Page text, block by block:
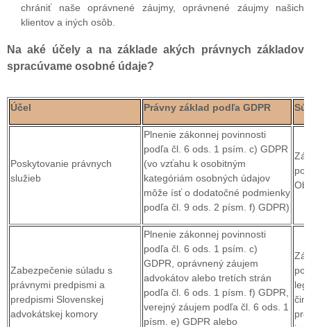
chrániť naše oprávnené záujmy, oprávnené záujmy našich
klientov a iných osôb.
Na aké účely a na základe akých právnych základov
spracúvame osobné údaje?
Účel Právny základ podľa GDPR
Poskytovanie právnych
služieb
Plnenie zákonnej povinnosti
podľa čl. 6 ods. 1 psím. c) GDPR
(vo vzťahu k osobitným
kategóriám osobných údajov
môže ísť o dodatočné podmienky
podľa čl. 9 ods. 2 písm. f) GDPR)
Zabezpečenie súladu s
právnymi predpismi a
predpismi Slovenskej
advokátskej komory
Plnenie zákonnej povinnosti
podľa čl. 6 ods. 1 psím. c)
GDPR, oprávnený záujem
advokátov alebo tretích strán
podľa čl. 6 ods. 1 písm. f) GDPR,
verejný záujem podľa čl. 6 ods. 1
písm. e) GDPR alebo